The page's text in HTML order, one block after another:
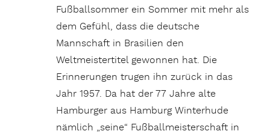
Fußballsommer ein Sommer mit mehr als
dem Gefühl, dass die deutsche
Mannschaft in Brasilien den
Weltmeistertitel gewonnen hat. Die
Erinnerungen trugen ihn zurück in das
Jahr 1957. Da hat der 77 Jahre alte
Hamburger aus Hamburg Winterhude
nämlich „seine“ Fußballmeisterschaft in